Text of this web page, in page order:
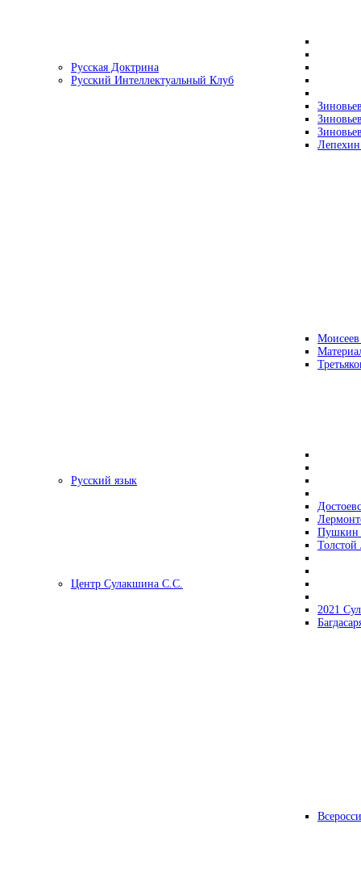
Русская Доктрина
Русский Интеллектуальный Клуб
Русский язык
Центр Сулакшина С.С.
2021